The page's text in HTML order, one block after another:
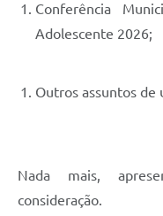
Conferência
Adolescente 2026;
Outros assuntos de
Nada mais,
consideração.